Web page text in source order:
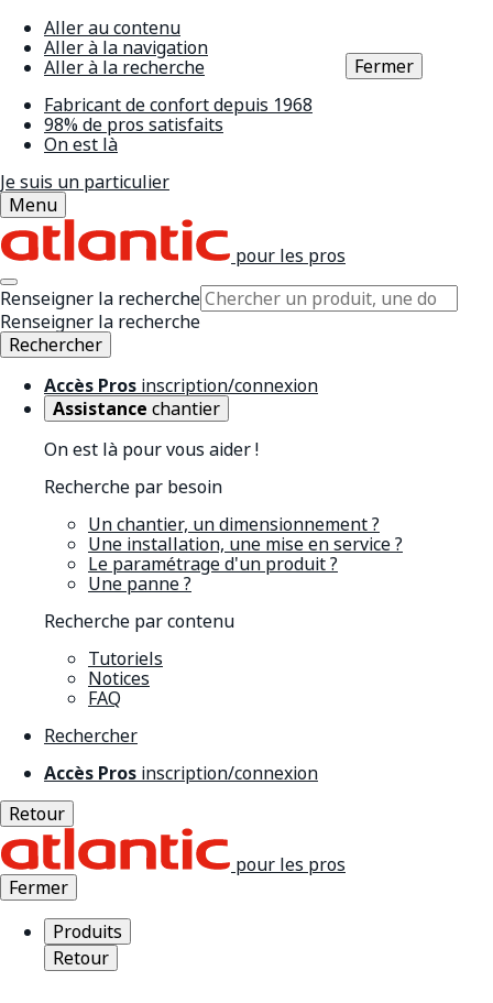
Aller au contenu
Aller à la navigation
Aller à la recherche
Fabricant de confort depuis 1968
98% de pros satisfaits
On est là
Je suis un particulier
Menu
pour les pros
Renseigner la recherche
Renseigner la recherche
Rechercher
Accès Pros inscription/connexion
Assistance chantier
On est là pour vous aider !
Recherche par besoin
Un chantier, un dimensionnement ?
Une installation, une mise en service ?
Le paramétrage d'un produit ?
Une panne ?
Recherche par contenu
Tutoriels
Notices
FAQ
Rechercher
Accès Pros inscription/connexion
Retour
pour les pros
Fermer
Produits
Retour
Fermer